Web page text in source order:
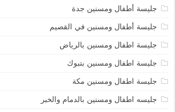
جليسة أطفال ومسنين جدة
جليسة أطفال ومسنين في القصيم
جليسة اطفال ومسنين بالرياض
جليسة اطفال ومسنين بتبوك
جليسة اطفال ومسنين مكة
جليسه اطفال ومسنين بالدمام والخبر